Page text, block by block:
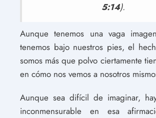
5:14).
Aunque tenemos una vaga
tenemos bajo nuestros pies, el
somos más que polvo ciertamente
en cómo nos vemos a nosotros
Aunque sea difícil de imaginar,
inconmensurable en esa